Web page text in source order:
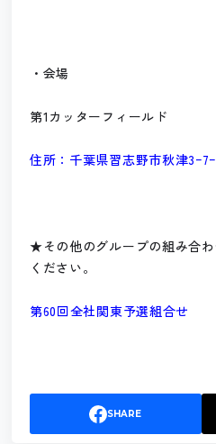
・会場
第1カッターフィールド
住所：千葉県習志野市秋津3ｰ7
★その他のグループの組み合
ください。
第60回全社関東予選組合せ
SHARE